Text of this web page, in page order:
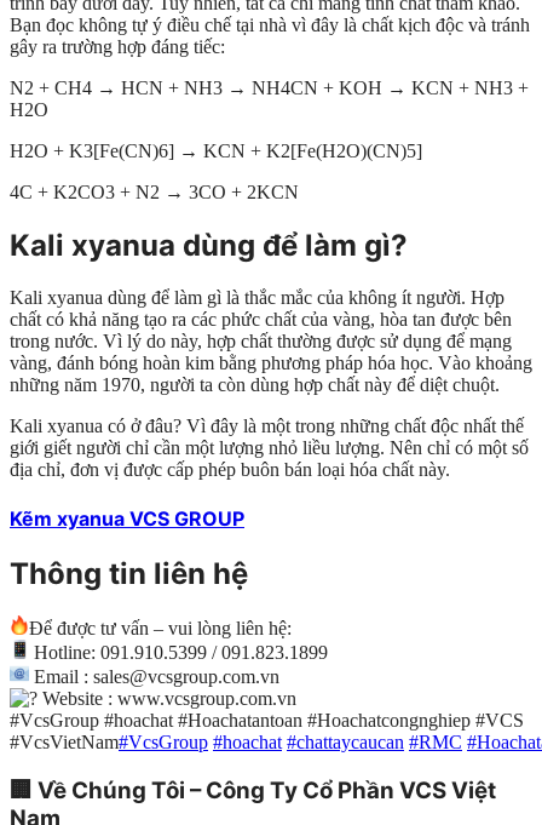
Bạn đọc không tự ý điều chế tại nhà vì đây là chất kịch độc và tránh
gây ra trường hợp đáng tiếc:
N2 + CH4 → HCN + NH3 → NH4CN + KOH → KCN + NH3 +
H2O
H2O + K3[Fe(CN)6] → KCN + K2[Fe(H2O)(CN)5]
4C + K2CO3 + N2 → 3CO + 2KCN
Kali xyanua dùng để làm gì?
Kali xyanua dùng để làm gì là thắc mắc của không ít người. Hợp
chất có khả năng tạo ra các phức chất của vàng, hòa tan được bên
trong nước. Vì lý do này, hợp chất thường được sử dụng để mạng
vàng, đánh bóng hoàn kim bằng phương pháp hóa học. Vào khoảng
những năm 1970, người ta còn dùng hợp chất này để diệt chuột.
Kali xyanua có ở đâu? Vì đây là một trong những chất độc nhất thế
giới giết người chỉ cần một lượng nhỏ liều lượng. Nên chỉ có một số
địa chỉ, đơn vị được cấp phép buôn bán loại hóa chất này.
Kẽm xyanua VCS GROUP
Thông tin liên hệ
Để được tư vấn – vui lòng liên hệ:
Hotline: 091.910.5399 / 091.823.1899
Email : sales@vcsgroup.com.vn
Website : www.vcsgroup.com.vn
#VcsGroup #hoachat #Hoachatantoan #Hoachatcongnghiep #VCS
#VcsVietNam#VcsGroup #hoachat #chattaycaucan #RMC
🏢 Về Chúng Tôi – Công Ty Cổ Phần VCS Việt
Nam